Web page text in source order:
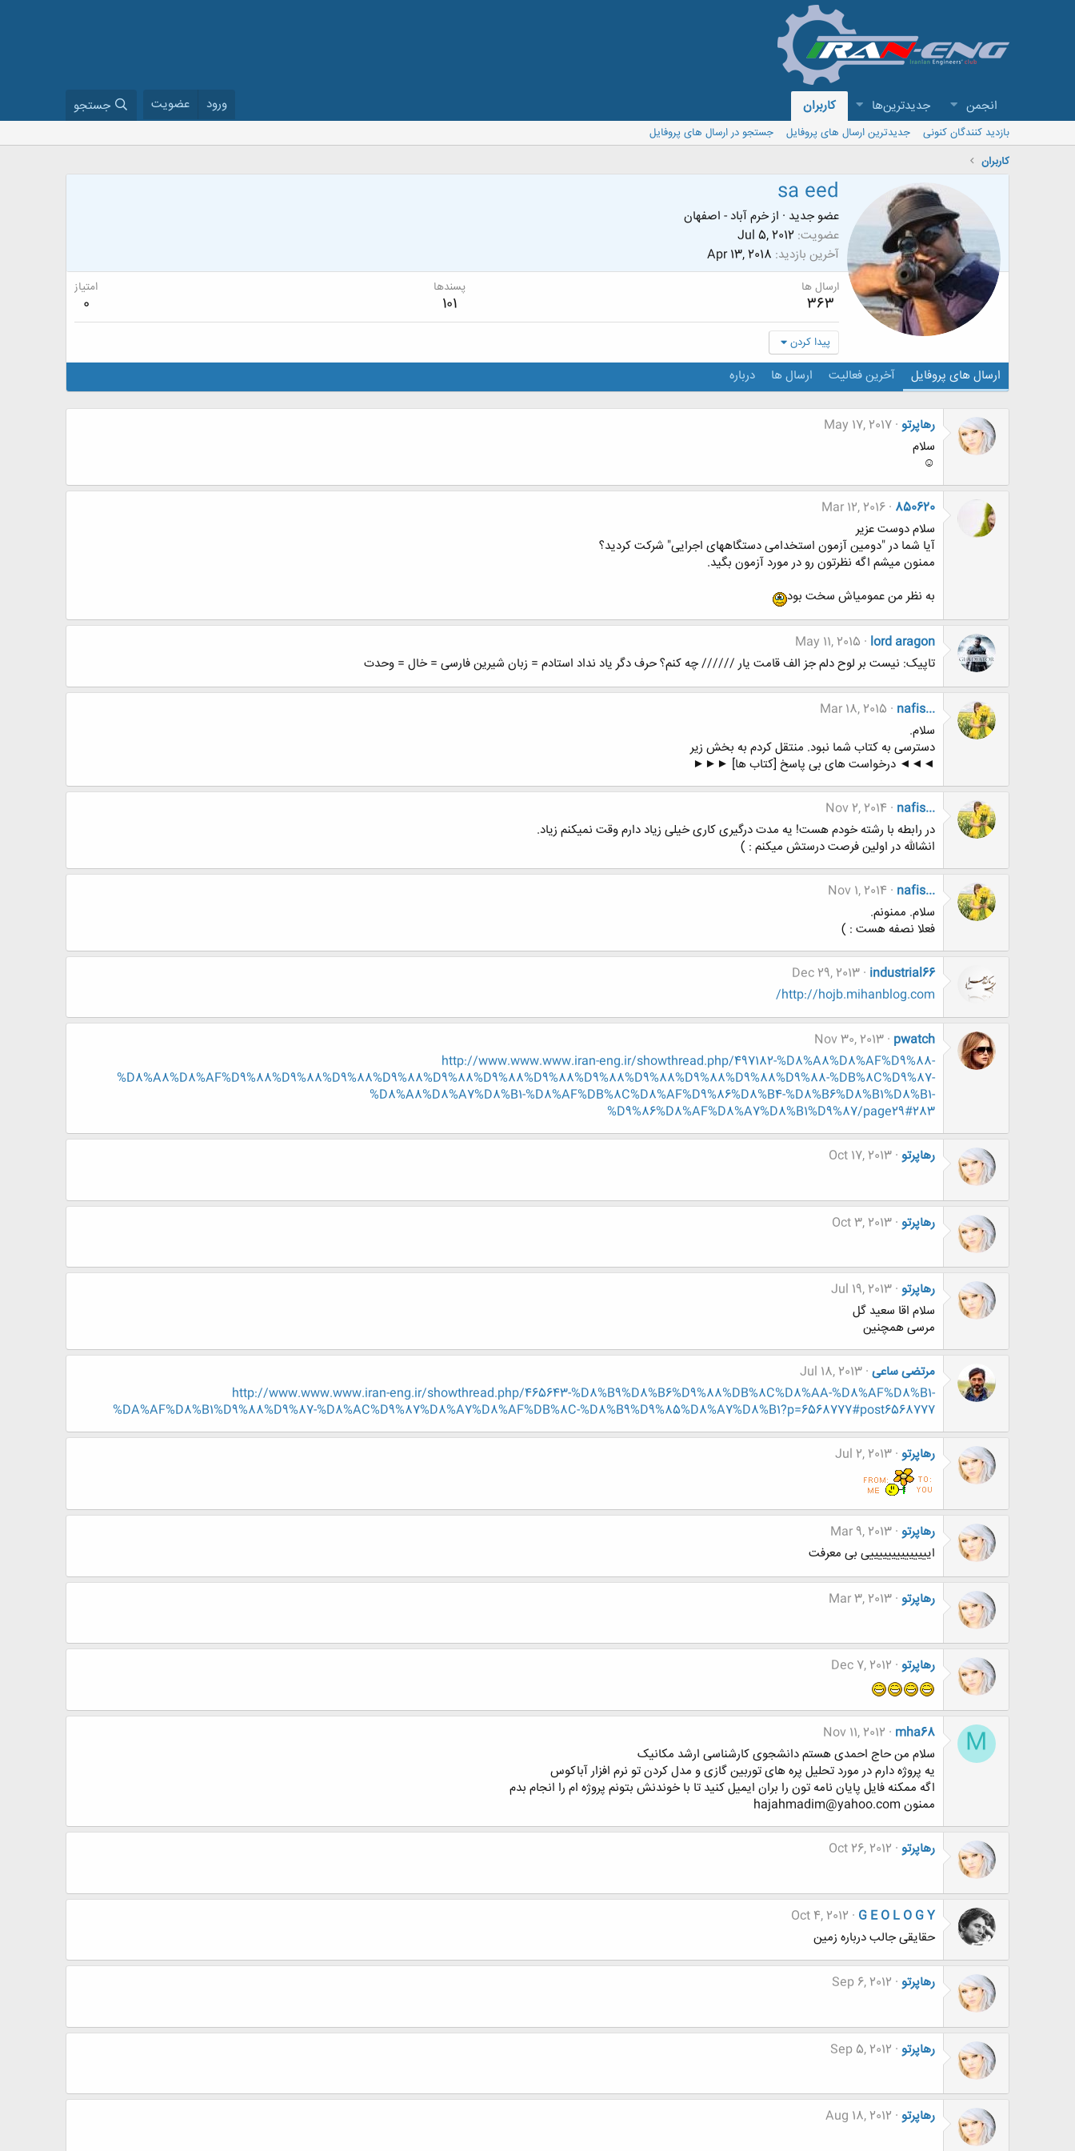
انجمن جدیدترین‌ها کاربران ورود عضویت جستجو
بازدید کنندگان کنونی جدیدترین ارسال های پروفایل
جستجو در ارسال های پروفایل
کاربران
sa eed
عضو جدید · ازخرم آباد - اصفهان
عضویت Jul 5, 2012
آخرین بازدید Apr 13, 2018
ارسال ها
363
پسندها
101
امتیاز
0
پیدا کردن
ارسال های پروفایل آخرین فعالیت ارسال ها درباره
رهاپرتو May 17, 2017
سلام
☺
850620
Mar 12, 2016
سلام دوست عزیر
آیا شما در "دومین آزمون استخدامی دستگاههای اجرایی" شرکت کردید؟
ممنون میشم اگه نظرتون رو در مورد آزمون بگید.
به نظر من عمومیاش سخت بود
lord aragon
May 11, 2015
تاپیک: نیست بر لوح دلم جز الف قامت یار ////// چه کنم؟ حرف دگر یاد نداد استادم = زبان شیرین فارسی = خال = وحدت
nafis...
Mar 18, 2015
سلام.
دسترسی به کتاب شما نبود. منتقل کردم به بخش زیر
◄◄◄ درخواست های بی پاسخ [کتاب ها] ►►►
nafis...
Nov 2, 2014
در رابطه با رشته خودم هست! یه مدت درگیری کاری خیلی زیاد دارم وقت نمیکنم زیاد.
انشالله در اولین فرصت درستش میکنم : )
nafis...
Nov 1, 2014
سلام. ممنونم.
فعلا نصفه هست : )
industrial66
Dec 29, 2013
http://hojb.mihanblog.com/
pwatch
Nov 30, 2013
http://www.www.www.iran-eng.ir/showthread.php/497182-%D8%A8%D8%AF%D9%88-
%D8%A8%D8%AF%D9%88%D9%88%D9%88%D9%88%D9%88%D9%88%D9%88%D9%88%D9%88%D9%88%D9%88%D9%88-%DB%8C%D9%87-
%D8%A8%D8%A7%D8%B1-%D8%AF%DB%8C%D8%AF%D9%86%D8%B4-%D8%B6%D8%B1%D8%B1-
%D9%86%D8%AF%D8%A7%D8%B1%D9%87/page29#283
رهاپرتو Oct 17, 2013
رهاپرتو Oct 3, 2013
رهاپرتو Jul 19, 2013
سلام اقا سعید گل
مرسی همچنین
مرتضی ساعی Jul 18, 2013
http://www.www.www.iran-eng.ir/showthread.php/465643-%D8%B9%D8%B6%D9%88%DB%8C%D8%AA-%D8%AF%D8%B1-
%DA%AF%D8%B1%D9%88%D9%87-%D8%AC%D9%87%D8%A7%D8%AF%DB%8C-%D8%B9%D9%85%D8%A7%D8%B1?p=6568777#post6568777
رهاپرتو Jul 2, 2013
رهاپرتو Mar 9, 2013
اییییییییییییییی بی معرفت
رهاپرتو Mar 3, 2013
رهاپرتو Dec 7, 2012
M
mha68
Nov 11, 2012
سلام من حاج احمدی هستم دانشجوی کارشناسی ارشد مکانیک
یه پروژه دارم در مورد تحلیل پره های توربین گازی و مدل کردن تو نرم افزار آباکوس
اگه ممکنه فایل پایان نامه تون را بران ایمیل کنید تا با خوندنش بتونم پروژه ام را انجام بدم
ممنون hajahmadim@yahoo.com
رهاپرتو Oct 26, 2012
G E O L O G Y
Oct 4, 2012
حقایقی جالب درباره زمین
رهاپرتو Sep 6, 2012
رهاپرتو Sep 5, 2012
رهاپرتو Aug 18, 2012